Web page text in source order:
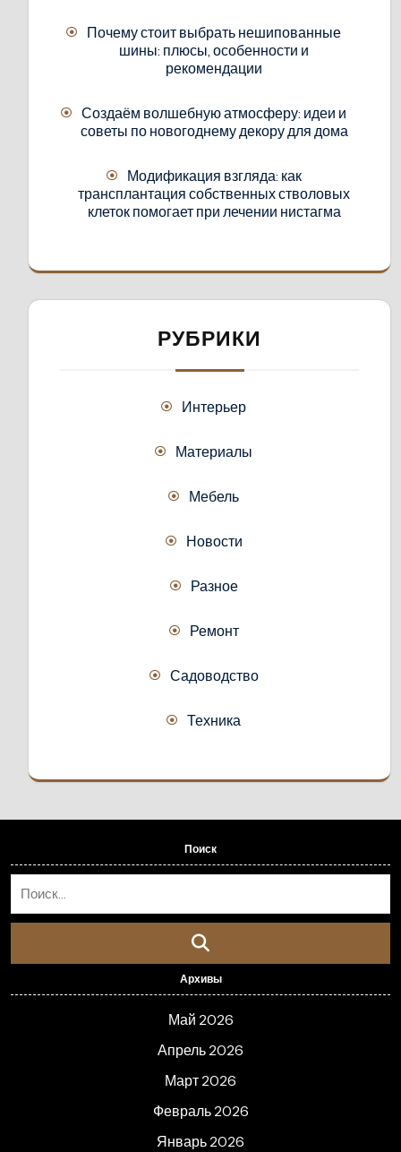
Почему стоит выбрать нешипованные
шины: плюсы, особенности и
рекомендации
Создаём волшебную атмосферу: идеи и
советы по новогоднему декору для дома
Модификация взгляда: как
трансплантация собственных стволовых
клеток помогает при лечении нистагма
РУБРИКИ
Интерьер
Материалы
Мебель
Новости
Разное
Ремонт
Садоводство
Техника
Поиск
Архивы
Май 2026
Апрель 2026
Март 2026
Февраль 2026
Январь 2026